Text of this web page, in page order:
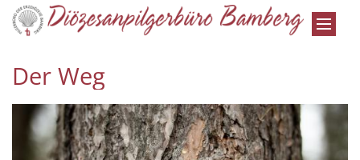
Zum Inhalt springen
Der Weg